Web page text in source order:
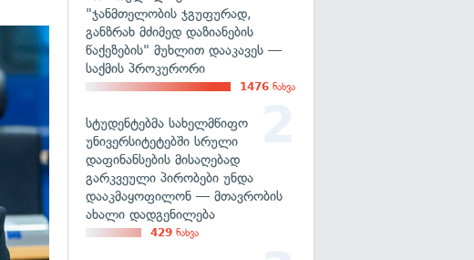
"ჯანმთელობის ჯგუფურად,
განზრახ მძიმედ დაზიანების
წაქეზების" მუხლით დააკავეს —
საქმის პროკურორი
1476 ნახვა
სტუდენტებმა სახელმწიფო
უნივერსიტეტებში სრული
დაფინანსების მისაღებად
გარკვეული პირობები უნდა
დააკმაყოფილონ — მთავრობის
ახალი დადგენილება
429 ნახვა